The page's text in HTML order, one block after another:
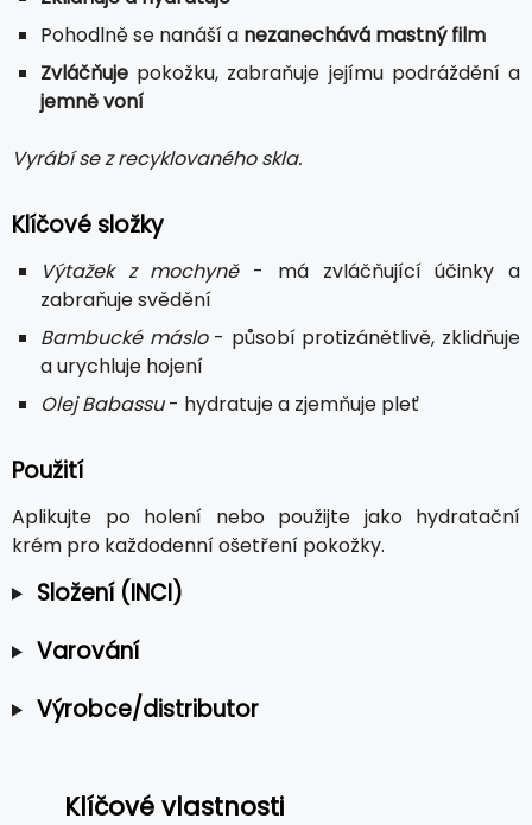
Pohodlně se nanáší a nezanechává mastný film
Zvláčňuje pokožku, zabraňuje jejímu podráždění a
jemně voní
Vyrábí se z recyklovaného skla.
Klíčové složky
Výtažek z mochyně- má zvláčňující účinky a
zabraňuje svědění
Bambucké máslo- působí protizánětlivě, zklidňuje
a urychluje hojení
Olej Babassu- hydratuje a zjemňuje pleť
Použití
Aplikujte po holení nebo použijte jako hydratační
krém pro každodenní ošetření pokožky.
Složení (INCI)
Varování
Výrobce/distributor
Klíčové vlastnosti